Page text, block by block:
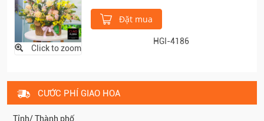
Click to zoom
Đặt mua
HGI-4186
CƯỚC PHÍ GIAO HOA
Tỉnh/ Thành phố